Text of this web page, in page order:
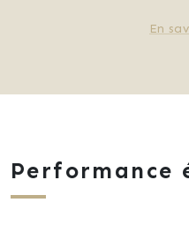
En
Performance